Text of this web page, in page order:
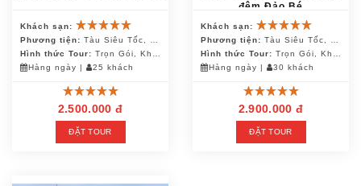
Khách sạn:
Phương tiện: Tàu Siêu Tốc, Canô, Ô Tô
Hình thức Tour: Trọn Gói, Khách Đoàn
Hàng ngày | 25 khách
2.500.000 đ
ĐẶT TOUR
đêm Đảo Bé
Khách sạn:
Phương tiện: Tàu Siêu Tốc, Canô, Ô Tô
Hình thức Tour: Trọn Gói, Khách Đoàn
Hàng ngày | 30 khách
2.900.000 đ
ĐẶT TOUR